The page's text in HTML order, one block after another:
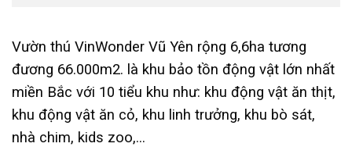
Vườn thú VinWonder Vũ Yên rộng 6,6ha tương
đương 66.000m2. là khu bảo tồn động vật lớn nhất
miền Bắc với 10 tiểu khu như: khu động vật ăn thịt,
khu động vật ăn cỏ, khu linh trưởng, khu bò sát,
nhà chim, kids zoo,…